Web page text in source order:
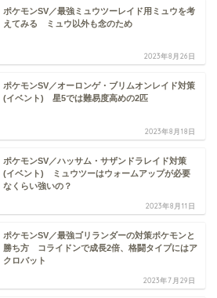
ポケモンSV／最強ミュウツーレイド用ミュウを考
えてみる ミュウ以外も念のため
2023年8月26日
ポケモンSV／オーロンゲ・ブリムオンレイド対策
(イベント) 星5では難易度高めの2匹
2023年8月18日
ポケモンSV／ハッサム・サザンドラレイド対策
(イベント) ミュウツーはウォームアップが必要
なくらい強いの？
2023年8月11日
ポケモンSV／最強ゴリランダーの対策ポケモンと
勝ち方 コライドンで成長2倍、格闘タイプにはア
クロバット
2023年7月29日